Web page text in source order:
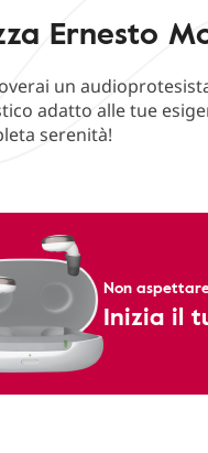
Ernesto
un
adatto alle tue
serenità!
Non
Inizia il